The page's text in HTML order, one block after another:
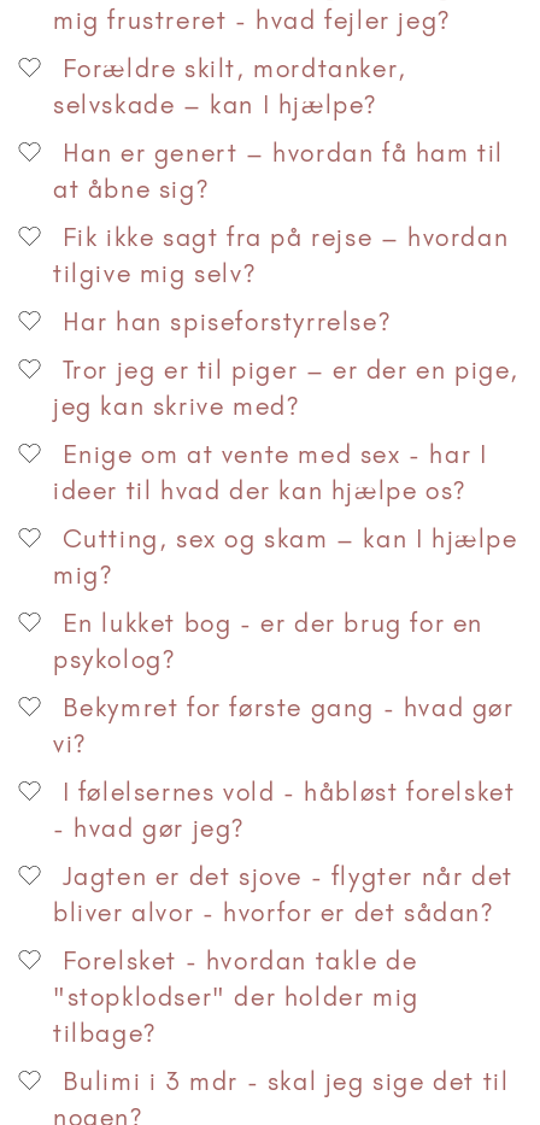
mig frustreret - hvad fejler jeg?
Forældre skilt, mordtanker,
selvskade – kan I hjælpe?
Han er genert – hvordan få ham til
at åbne sig?
Fik ikke sagt fra på rejse – hvordan
tilgive mig selv?
Har han spiseforstyrrelse?
Tror jeg er til piger – er der en pige,
jeg kan skrive med?
Enige om at vente med sex - har I
ideer til hvad der kan hjælpe os?
Cutting, sex og skam – kan I hjælpe
mig?
En lukket bog - er der brug for en
psykolog?
Bekymret for første gang - hvad gør
vi?
I følelsernes vold - håbløst forelsket
- hvad gør jeg?
Jagten er det sjove - flygter når det
bliver alvor - hvorfor er det sådan?
Forelsket - hvordan takle de
"stopklodser" der holder mig
tilbage?
Bulimi i 3 mdr - skal jeg sige det til
nogen?